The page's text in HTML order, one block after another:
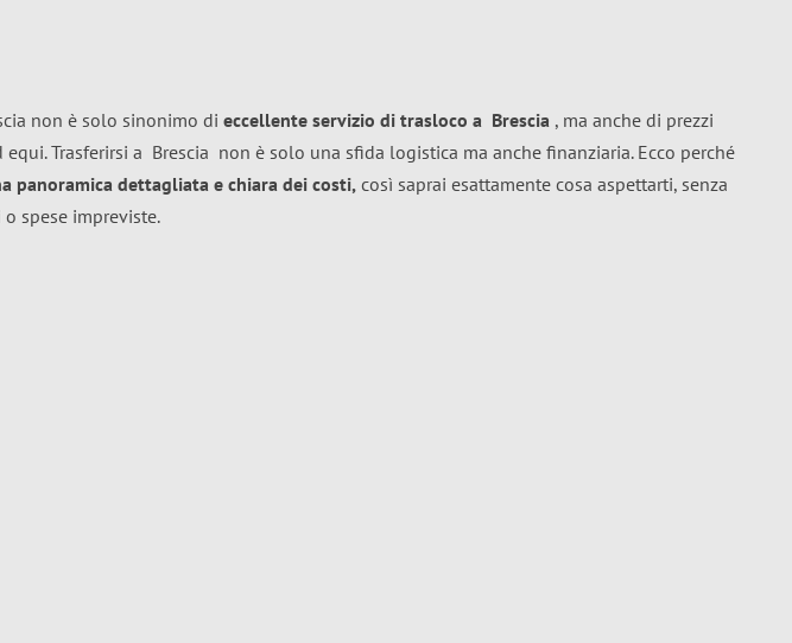
non è solo sinonimo di eccellente servizio di trasloco a Brescia , ma anche di prezzi
Trasferirsi a Brescia non è solo una sfida logistica ma anche finanziaria. Ecco perché
panoramica dettagliata e chiara dei costi, così saprai esattamente cosa aspettarti, senza
spese impreviste.